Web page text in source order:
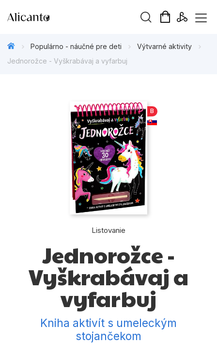
Beletria pre deti
Beletria pre dospelých
Darčekové publikácie
Doplnkový sortiment
Kalendáre, diáre
Poézia
Populárno - náučné pre deti
Predškoláci
Výchova a pedagogika
Populárno - náučné pre deti
Výtvarné aktivity
Jednorožce - Vyškrabávaj a vyfarbuj
B
Listovanie
Jednorožce -
Vyškrabávaj a
vyfarbuj
Kniha aktivít s umeleckým
stojančekom